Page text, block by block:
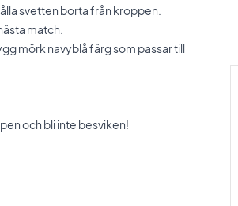
svetten borta från kroppen.
match.
mörk navyblå färg som passar till
och bli inte besviken!